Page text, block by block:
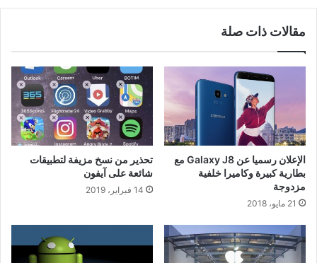
مقالات ذات صلة
الإعلان رسميا عن Galaxy J8 مع
بطارية كبيرة وكاميرا خلفية
مزدوجة
21 مايو، 2018
تحذير من نسخ مزيفة لتطبيقات
شائعة على آيفون
14 فبراير، 2019